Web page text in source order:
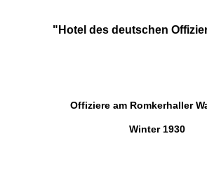
"Hotel des deutschen
Offiziere am Romkerhaller
Winter 1930